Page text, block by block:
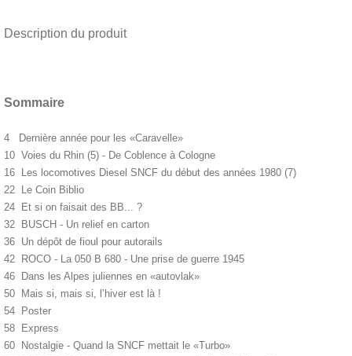
Description du produit
Sommaire
4 Dernière année pour les «Caravelle»
10 Voies du Rhin (5) - De Coblence à Cologne
16 Les locomotives Diesel SNCF du début des années 1980 (7)
22 Le Coin Biblio
24 Et si on faisait des BB... ?
32 BUSCH - Un relief en carton
36 Un dépôt de fioul pour autorails
42 ROCO - La 050 B 680 - Une prise de guerre 1945
46 Dans les Alpes juliennes en «autovlak»
50 Mais si, mais si, l’hiver est là !
54 Poster
58 Express
60 Nostalgie - Quand la SNCF mettait le «Turbo»